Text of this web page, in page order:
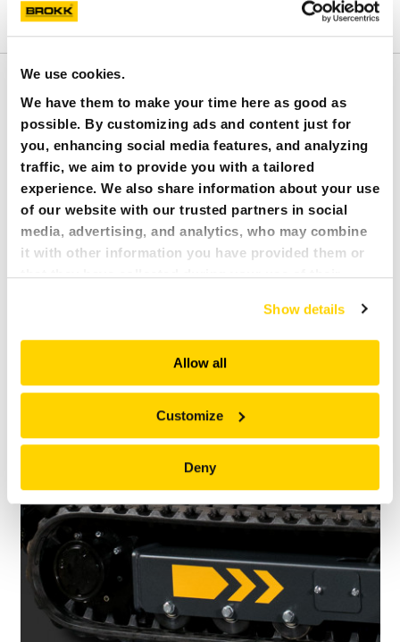
We use cookies.
We have them to make your time here as good as
possible. By customizing ads and content just for
you, enhancing social media features, and analyzing
traffic, we aim to provide you with a tailored
experience. We also share information about your use
of our website with our trusted partners in social
media, advertising, and analytics, who may combine
it with other information you have provided them or
that they have collected during your use of their
and serve you content that truly matters. Join us and
explore more!
Show details
Allow all
Customize
Deny
AUSSTATTUNG